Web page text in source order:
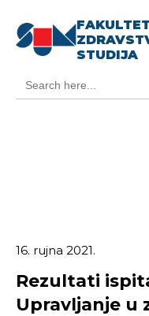
FAKULTET
STUDIJA
for:
16. rujna 2021.
Rezultati
Upravljanje u